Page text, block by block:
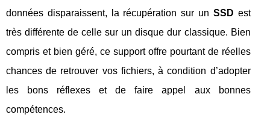
données disparaissent, la récupération sur un SSD est
très différente de celle sur un disque dur classique. Bien
compris et bien géré, ce support offre pourtant de réelles
chances de retrouver vos fichiers, à condition d’adopter
les bons réflexes et de faire appel aux bonnes
compétences.